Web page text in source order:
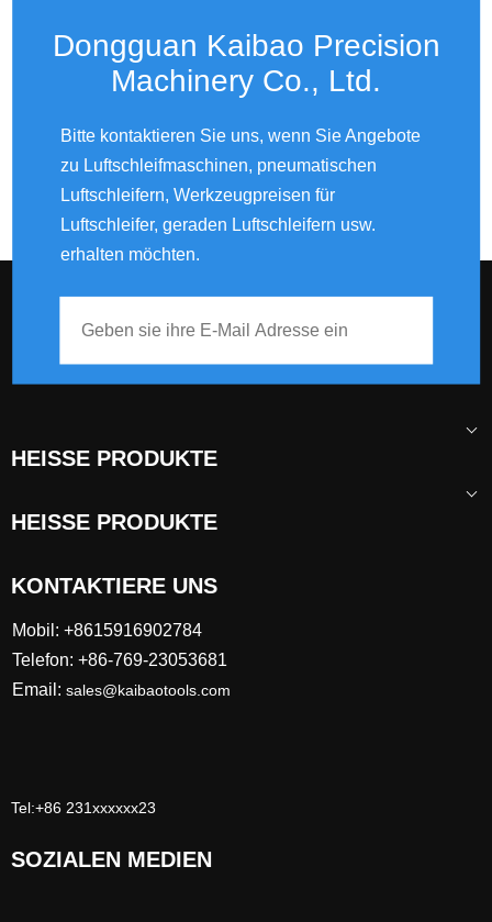
Dongguan Kaibao Precision
Machinery Co., Ltd.​​​​​​​
Bitte kontaktieren Sie uns, wenn Sie Angebote
zu Luftschleifmaschinen, pneumatischen
Luftschleifern, Werkzeugpreisen für
Luftschleifer, geraden Luftschleifern usw.
erhalten möchten.
HEISSE PRODUKTE
HEISSE PRODUKTE
KONTAKTIERE UNS
Mobil: +8615916902784
Telefon: +86-769-23053681
Email: sales@kaibaotools.com
Tel:+86 231xxxxxx23
SOZIALEN MEDIEN